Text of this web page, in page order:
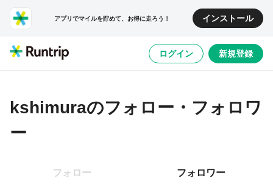
アプリでマイルを貯めて、お得に走ろう！ インストール
ログイン 新規登録
kshimuraのフォロー・フォロワ
ー
フォロー フォロワー